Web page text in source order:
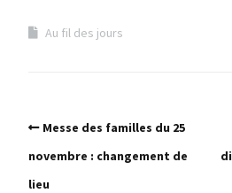
Au fil des jours
Messe des familles du 25
novembre : changement de
lieu